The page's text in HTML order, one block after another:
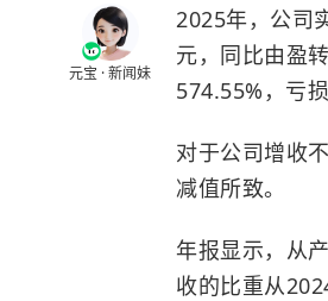
元宝 · 新闻妹
2025年，公司
元，同比由盈
574.55%，亏
对于公司增收
减值所致。
年报显示，从
收的比重从